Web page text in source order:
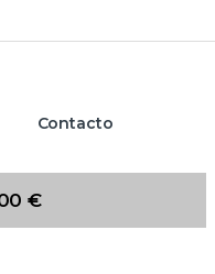
Contacto
€